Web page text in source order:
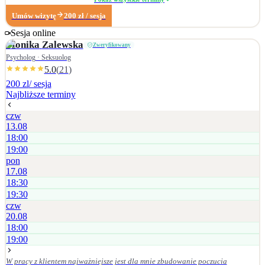
doświadczających m.in. obniżonego nastroju, lęku, stresu, poczucia
zagubienia, trudności w relacjach
Umów wizytę 200 zł / sesja
Sesja online
Monika Zalewska Zweryfikowany
Psycholog · Seksuolog
5.0(21)
200 zl/ sesja
Najbliższe terminy
czw
13.08
18:00
19:00
pon
17.08
18:30
19:30
czw
20.08
18:00
19:00
W pracy z klientem najważniejsze jest dla mnie zbudowanie poczucia